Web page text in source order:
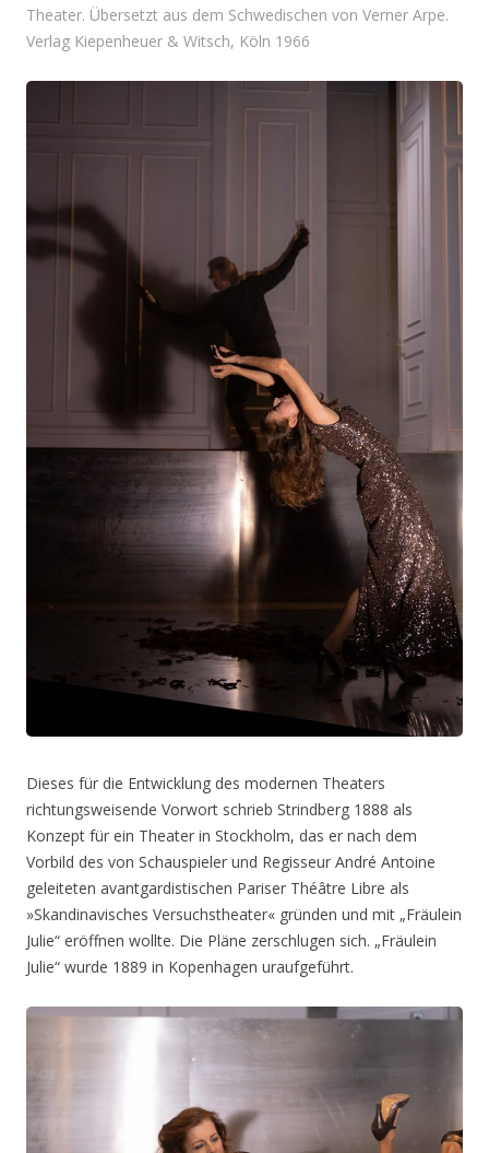
Theater. Übersetzt aus dem Schwedischen von Verner Arpe.
Verlag Kiepenheuer & Witsch, Köln 1966
Dieses für die Entwicklung des modernen Theaters
richtungsweisende Vorwort schrieb Strindberg 1888 als
Konzept für ein Theater in Stockholm, das er nach dem
Vorbild des von Schauspieler und Regisseur André Antoine
geleiteten avantgardistischen Pariser Théâtre Libre als
»Skandinavisches Versuchstheater« gründen und mit „Fräulein
Julie“ eröffnen wollte. Die Pläne zerschlugen sich. „Fräulein
Julie“ wurde 1889 in Kopenhagen uraufgeführt.